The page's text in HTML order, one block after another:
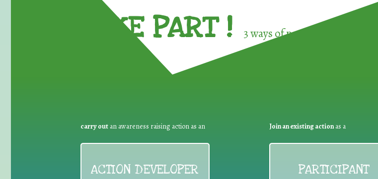
TAKE PART ! 3 ways of participating in the
carry out an awareness raising action as an
ACTION DEVELOPER
Join an existing actionas a
PARTICIPANT